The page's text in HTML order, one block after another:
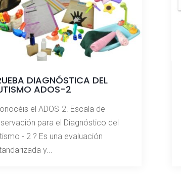
DIAGNÓSTICA DEL
ADOS-2
el ADOS-2. Escala de
para el Diagnóstico del
- 2 ? Es una evaluación
y...